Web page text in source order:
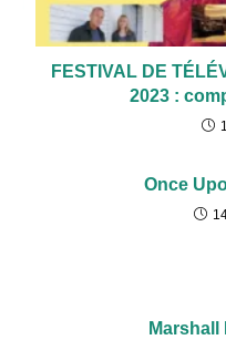
FESTIVAL DE
2023 :
Once